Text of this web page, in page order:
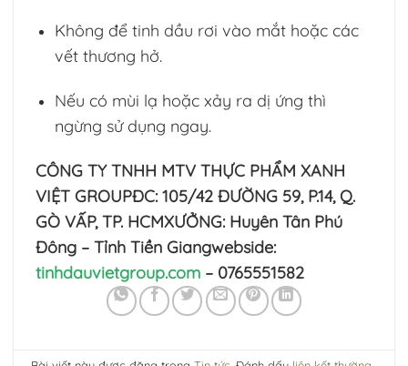
Không để tinh dầu rơi vào mắt hoặc các
vết thương hở.
Nếu có mùi lạ hoặc xảy ra dị ứng thì
ngừng sử dụng ngay.
CÔNG TY TNHH MTV THỰC PHẨM XANH
VIỆT GROUPĐC: 105/42 ĐƯỜNG 59, P.14, Q.
GÒ VẤP, TP. HCMXƯỞNG: Huyên Tân Phú
Đông – Tỉnh Tiền Giangwebside:
tinhdauvietgroup.com – 0765551582